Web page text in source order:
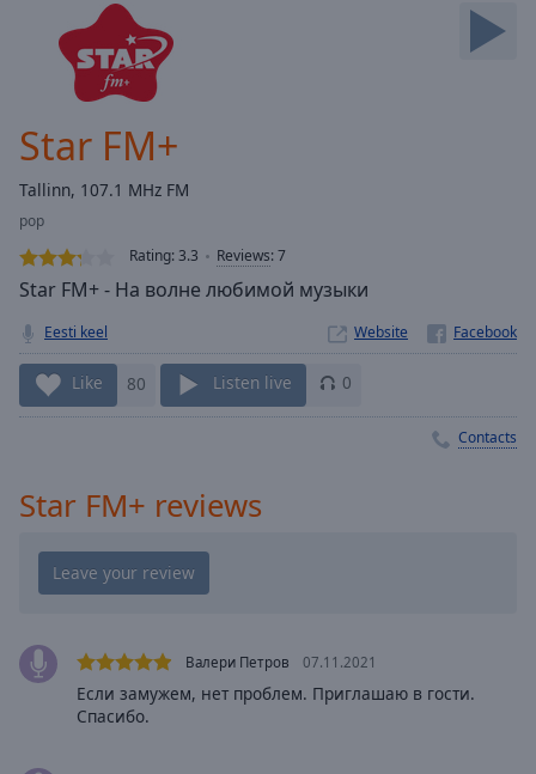
Forward
Loaded:
0.00%
Stream
Type
LIVE
live,
currently
behind
LIVE
Remaining
Rate
Chapters
Descriptions
Star FM+
Tallinn, 107.1 MHz FM
pop
Rating:3.3 Reviews:7
Star FM+ - На волне любимой музыки
Eesti keel Website
Like 80 Listen live 0
Contacts
Star FM+ reviews
Валери Петров 07.11.2021
Если замужем, нет проблем. Приглашаю в гости.
Спасибо.